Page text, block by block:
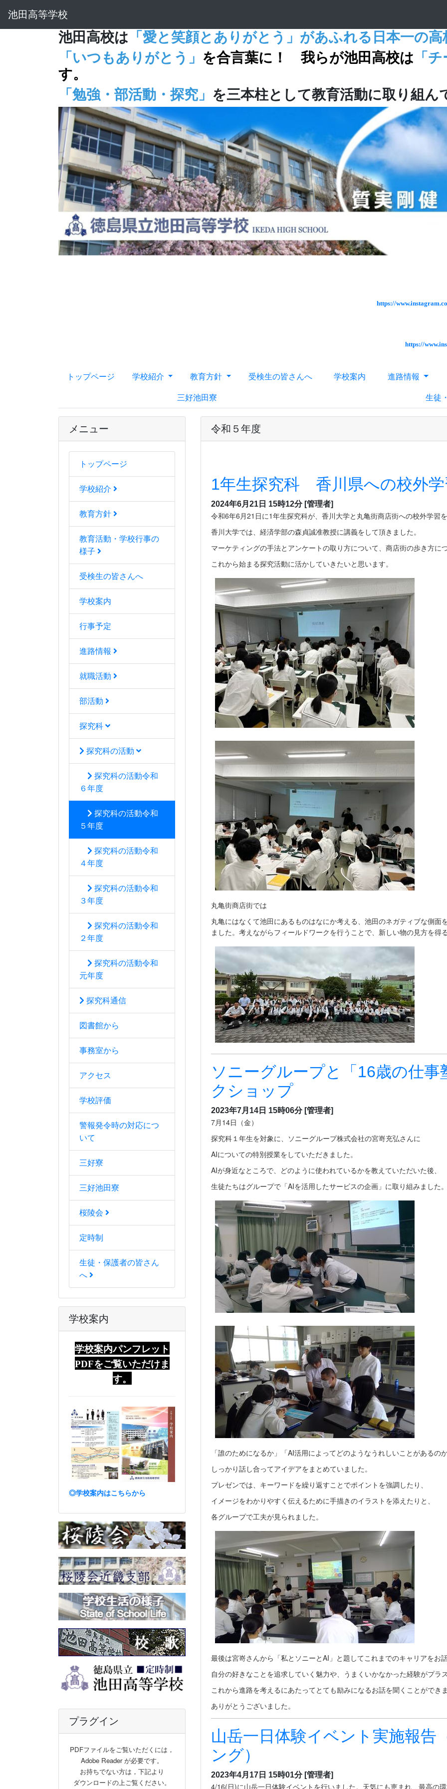
池田高等学校
池田高校は 「愛と笑顔とありがとう」があふれる日本一の高
「いつもありがとう」 を合言葉に！ 我らが池田高校は 「
す。
「勉強・部活動・探究」 を三本柱として教育活動に取り組ん
https://
https://
トップページ 学校紹介 教育方針 受検生の皆さんへ 学校案内 進路情報
三好池田寮 生徒
メニュー
トップページ
学校紹介
教育方針
教育活動・学校行事の
様子
受検生の皆さんへ
学校案内
行事予定
進路情報
就職活動
部活動
探究科
探究科の活動
探究科の活動令和
６年度
探究科の活動令和
５年度
探究科の活動令和
４年度
探究科の活動令和
３年度
探究科の活動令和
２年度
探究科の活動令和
元年度
探究科通信
図書館から
事務室から
アクセス
学校評価
警報発令時の対応につ
いて
三好寮
三好池田寮
桜陵会
定時制
生徒・保護者の皆さん
へ
学校案内
学校案内パンフレット
PDFをご覧いただけま
す。
◎学校案内はこちらから
プラグイン
PDFファイルをご覧いただくには，
Adobe Reader が必要です。
お持ちでない方は，下記より
ダウンロードの上ご覧ください。
令和５年度
1年生探究科 香川県への校外
2024年6月21日 15時12分 [管理者]
令和6年6月21日に1年生探究科が、香川大学と丸亀街商店街への校外学習
香川大学では、経済学部の森貞誠准教授に講義をして頂きました。
マーケティングの手法とアンケートの取り方について、商店街の歩き方に
これから始まる探究活動に活かしていきたいと思います。
丸亀街商店街では
丸亀にはなくて池田にあるものはなにか考える、池田のネガティブな側
ました。考えながらフィールドワークを行うことで、新しい物の見方を得
ソニーグループと「16歳の仕
クショップ
2023年7月14日 15時06分 [管理者]
7月14日（金）
探究科１年生を対象に、ソニーグループ株式会社の宮嵜充弘さんに
AIについての特別授業をしていただきました。
AIが身近なところで、どのように使われているかを教えていただいた後、
生徒たちはグループで「AIを活用したサービスの企画」に取り組みました
「誰のためになるか」「AI活用によってどのようなうれしいことがあるの
しっかり話し合ってアイデアをまとめていました。
プレゼンでは、キーワードを繰り返すことでポイントを強調したり、
イメージをわかりやすく伝えるために手描きのイラストを添えたりと、
各グループで工夫が見られました。
最後は宮嵜さんから「私とソニーとAI」と題してこれまでのキャリアをお
自分の好きなことを追求していく魅力や、うまくいかなかった経験がプラ
これから進路を考えるにあたってとても励みになるお話を聞くことができ
ありがとうございました。
山岳一日体験イベント実施報告
ング）
2023年4月17日 15時01分 [管理者]
4/16(日)に山岳一日体験イベントを行いました。天気にも恵まれ、最高の